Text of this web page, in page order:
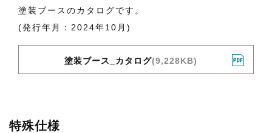
塗装ブースのカタログです。
(発行年月：2024年10月)
塗装ブース_カタログ(9,228KB)
特殊仕様